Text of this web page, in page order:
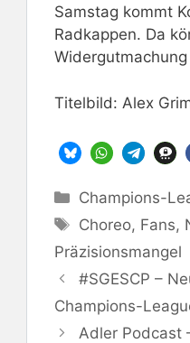
Samstag kommt
Radkappen. Da
Titelbild: Alex
Kategorien
Champions-
Schlagwörter
Choreo, Fans,
Präzisionsmangel
#SGESCP –
Champions-
Adler Podcast